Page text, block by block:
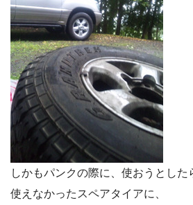
しかもパンクの際に、使おうとした
使えなかったスペアタイアに、